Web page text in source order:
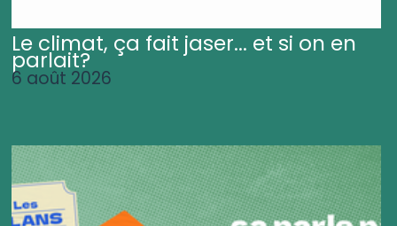
Le climat, ça fait jaser... et si on en
parlait?
6 août 2026